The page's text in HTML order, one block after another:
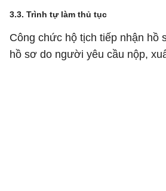
3.3. Trình tự làm thủ tục
Công chức hộ tịch tiếp nhận hồ
hồ sơ do người yêu cầu nộp,